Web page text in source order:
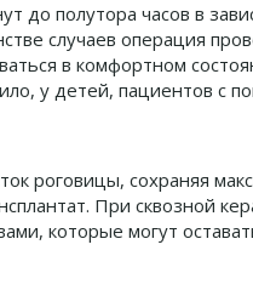
до полутора часов в
случаев операция
в комфортном
у детей, пациентов с
роговицы, сохраняя
При сквозной
которые могут